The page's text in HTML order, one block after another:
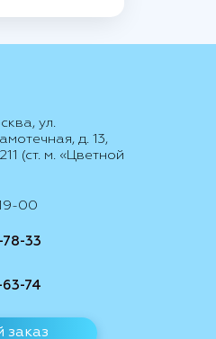
ул.
д. 13,
(ст. м. «Цветной
00
33
74
заказ